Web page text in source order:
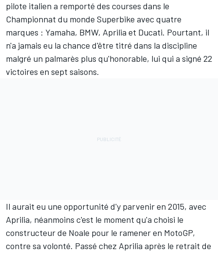
pilote italien a remporté des courses dans le
Championnat du monde Superbike avec quatre
marques : Yamaha, BMW, Aprilia et Ducati. Pourtant, il
n'a jamais eu la chance d'être titré dans la discipline
malgré un palmarès plus qu'honorable, lui qui a signé 22
victoires en sept saisons.
Il aurait eu une opportunité d'y parvenir en 2015, avec
Aprilia, néanmoins c'est le moment qu'a choisi le
constructeur de Noale pour le ramener en MotoGP,
contre sa volonté. Passé chez Aprilia après le retrait de